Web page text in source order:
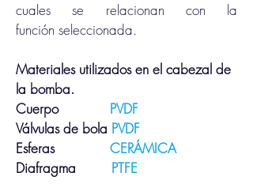
cuales se relacionan con la
función seleccionada.
Materiales utilizados en el cabezal de
la bomba.
Cuerpo PVDF
Válvulas de bola PVDF
Esferas CERÁMICA
Diafragma PTFE